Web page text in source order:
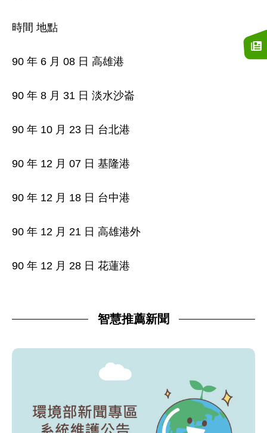
時間 地點
90 年 6 月 08 日 高雄港
90 年 8 月 31 日 淡水沙崙
90 年 10 月 23 日 台北港
90 年 12 月 07 日 基隆港
90 年 12 月 18 日 台中港
90 年 12 月 21 日 高雄港外
90 年 12 月 28 日 花蓮港
智慧推薦新聞